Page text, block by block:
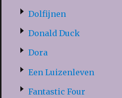
Dolfijnen
Donald Duck
Dora
Een Luizenleven
Fantastic Four